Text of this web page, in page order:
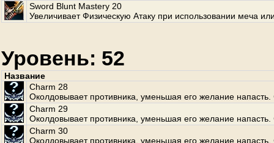
Sword Blunt Mastery 20
Увеличивает Физическую Атаку при использовании меча
Уровень: 52
Название
Charm 28
Околдовывает противника, уменьшая его желание
Charm 29
Околдовывает противника, уменьшая его желание
Charm 30
Околдовывает противника, уменьшая его желание